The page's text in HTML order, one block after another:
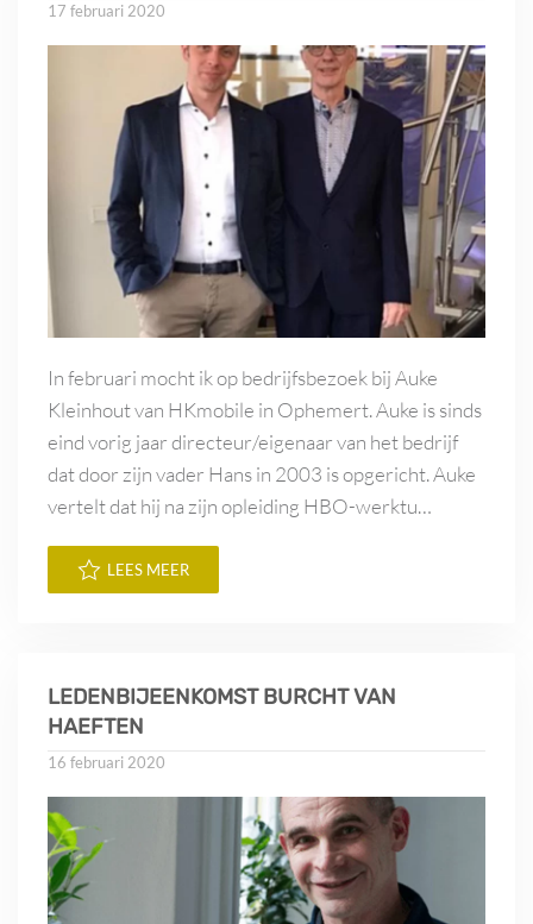
17 februari 2020
In februari mocht ik op bedrijfsbezoek bij Auke
Kleinhout van HKmobile in Ophemert. Auke is sinds
eind vorig jaar directeur/eigenaar van het bedrijf
dat door zijn vader Hans in 2003 is opgericht. Auke
vertelt dat hij na zijn opleiding HBO-werktu…
LEES MEER
LEDENBIJEENKOMST BURCHT VAN
HAEFTEN
16 februari 2020